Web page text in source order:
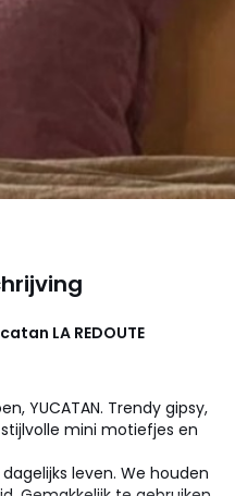
LA REDOUTE
YUCATAN. Trendy gipsy,
mini motiefjes en
leven. We houden